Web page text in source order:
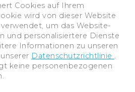
Tourism Association /
/ Hiroshima City .
reserved
Cookies auf Ihrem
wird von dieser Website
um das Website-
und personalisiertere Dienste
Informationen zu unseren
Datenschutzrichtlinie .
keine personenbezogenen